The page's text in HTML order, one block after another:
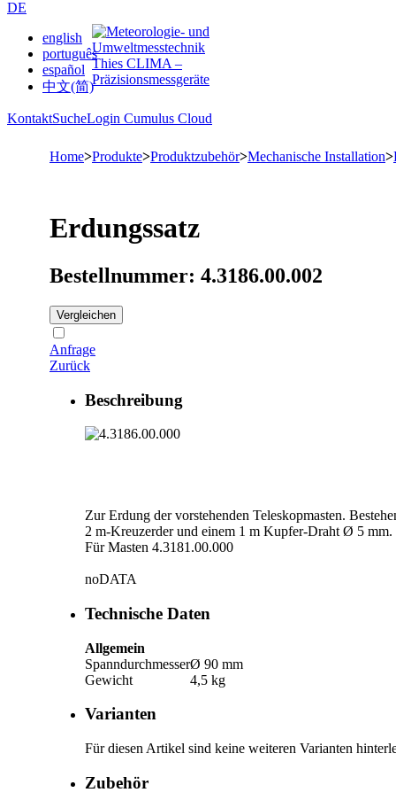
DE
english
português
español
中文(简)
KontaktSucheLogin Cumulus Cloud
Home>Produkte>Produktzubehör>Mechanische Installation>
Erdungssatz
Bestellnummer: 4.3186.00.002
Vergleichen
Anfrage
Zurück
Beschreibung
Zur Erdung der vorstehenden Teleskopmasten.
2 m-Kreuzerder und einem 1 m Kupfer-Draht Ø 5 mm.
Für Masten 4.3181.00.000
noDATA
Technische Daten
Allgemein
SpanndurchmesserØ 90 mm
Gewicht
4,5 kg
Varianten
Für diesen Artikel sind keine weiteren Varianten
Zubehör